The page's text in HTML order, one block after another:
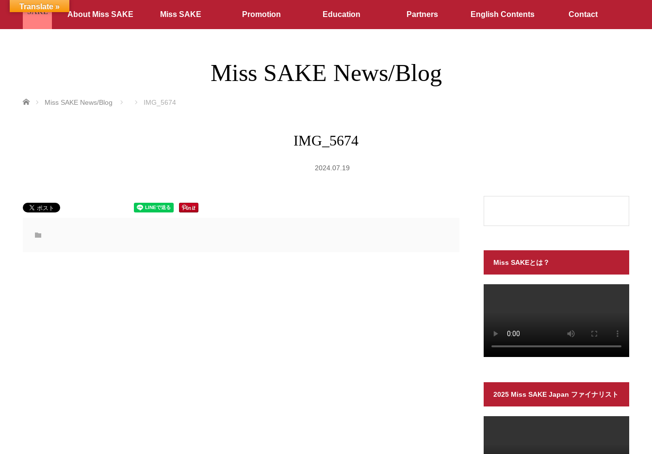
About Miss SAKE Miss SAKE Promotion Education Partners English Contents Contact
Miss SAKE News/Blog
ホーム Miss SAKE News/Blog IMG_5674
IMG_5674
2024.07.19
Miss SAKEとは？
2025 Miss SAKE Japan ファイナリスト
Translate »